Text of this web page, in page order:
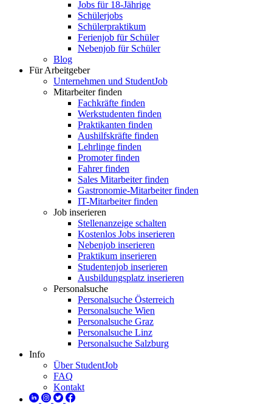
Jobs für 18-Jährige
Schülerjobs
Schülerpraktikum
Ferienjob für Schüler
Nebenjob für Schüler
Blog
Für Arbeitgeber
Unternehmen und StudentJob
Mitarbeiter finden
Fachkräfte finden
Werkstudenten finden
Praktikanten finden
Aushilfskräfte finden
Lehrlinge finden
Promoter finden
Fahrer finden
Sales Mitarbeiter finden
Gastronomie-Mitarbeiter finden
IT-Mitarbeiter finden
Job inserieren
Stellenanzeige schalten
Kostenlos Jobs inserieren
Nebenjob inserieren
Praktikum inserieren
Studentenjob inserieren
Ausbildungsplatz inserieren
Personalsuche
Personalsuche Österreich
Personalsuche Wien
Personalsuche Graz
Personalsuche Linz
Personalsuche Salzburg
Info
Über StudentJob
FAQ
Kontakt